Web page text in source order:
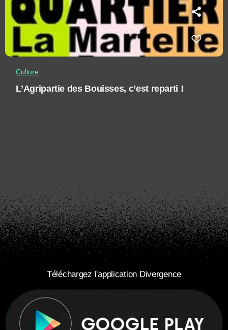
Culture
L’Agripartie des Bouisses, c’est reparti !
Téléchargez l'application Divergence